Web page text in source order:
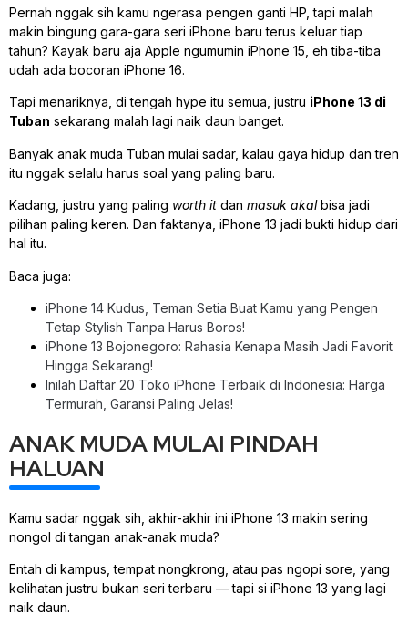
Pernah nggak sih kamu ngerasa pengen ganti HP, tapi malah
makin bingung gara-gara seri iPhone baru terus keluar tiap
tahun? Kayak baru aja Apple ngumumin iPhone 15, eh tiba-tiba
udah ada bocoran iPhone 16.
Tapi menariknya, di tengah hype itu semua, justru iPhone 13 di
Tuban sekarang malah lagi naik daun banget.
Banyak anak muda Tuban mulai sadar, kalau gaya hidup dan tren
itu nggak selalu harus soal yang paling baru.
Kadang, justru yang paling worth it dan masuk akalbisa jadi
pilihan paling keren. Dan faktanya, iPhone 13 jadi bukti hidup dari
hal itu.
Baca juga:
iPhone 14 Kudus, Teman Setia Buat Kamu yang Pengen
Tetap Stylish Tanpa Harus Boros!
iPhone 13 Bojonegoro: Rahasia Kenapa Masih Jadi Favorit
Hingga Sekarang!
Inilah Daftar 20 Toko iPhone Terbaik di Indonesia: Harga
Termurah, Garansi Paling Jelas!
ANAK MUDA MULAI PINDAH
HALUAN
Kamu sadar nggak sih, akhir-akhir ini iPhone 13 makin sering
nongol di tangan anak-anak muda?
Entah di kampus, tempat nongkrong, atau pas ngopi sore, yang
kelihatan justru bukan seri terbaru — tapi si iPhone 13 yang lagi
naik daun.